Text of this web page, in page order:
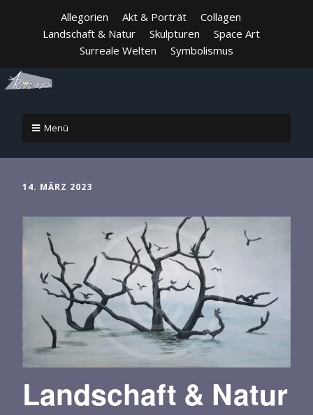
Allegorien Akt & Porträt
Collagen
Landschaft & Natur
Skulpturen
Space Art
Surreale Welten
Symbolismus
Menü
14. MÄRZ 2023
Landschaft & Natur